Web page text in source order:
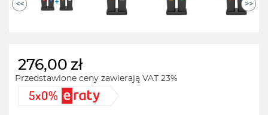
<< >>
276,00 zł
Przedstawione ceny zawierają VAT 23%